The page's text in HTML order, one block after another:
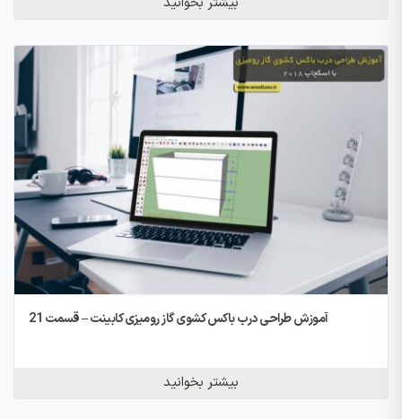
آموزش طراحی درب باکس کشوی گاز رومیزی کابینت – قسمت 21
بیشتر بخوانید